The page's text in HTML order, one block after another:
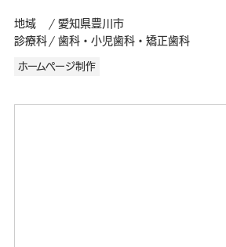
地域
愛知県豊川市
診療科
歯科・小児歯科・矯正歯科
ホームページ制作